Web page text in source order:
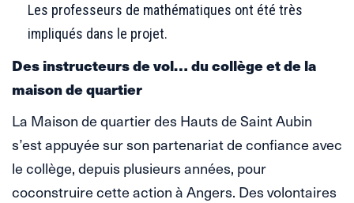
Les professeurs de mathématiques ont été très
impliqués dans le projet.
Des instructeurs de vol… du collège et de la
maison de quartier
La Maison de quartier des Hauts de Saint Aubin
s’est appuyée sur son partenariat de confiance avec
le collège, depuis plusieurs années, pour
coconstruire cette action à Angers. Des volontaires